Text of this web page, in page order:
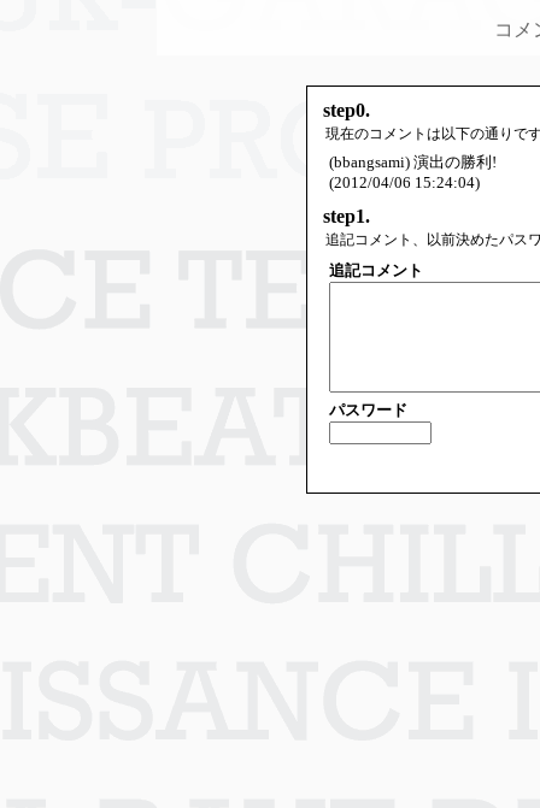
コメ
step0.
現在のコメントは以下の通りで
(bbangsami) 演出の勝利!
(2012/04/06 15:24:04)
step1.
追記コメント、以前決めたパス
追記コメント
パスワード